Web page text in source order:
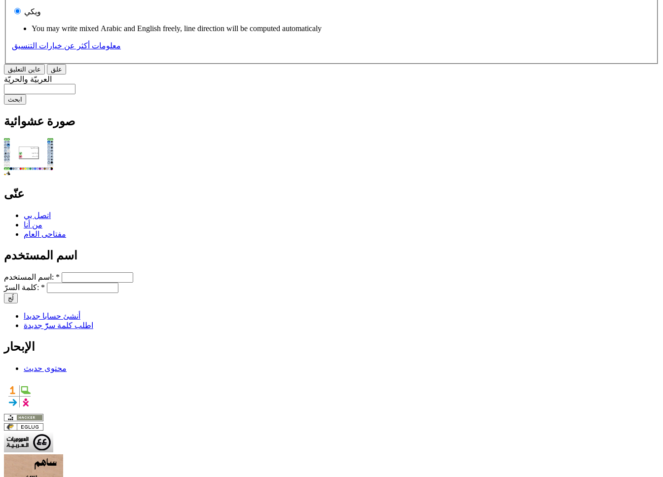
ويكي
You may write mixed Arabic and English freely, line direction will be computed automaticaly
معلومات أكثر عن خيارات التنسيق
العربيّة والحريّة
صورة عشوائية
عنّى
اتصل بي
من أنا
مفتاحى العام
اسم المستخدم
اسم المستخدم: *
كلمة السرّ: *
أنشئ حسابا جديدا
اطلب كلمة سرّّ جديدة
الإبحار
محتوى حديث